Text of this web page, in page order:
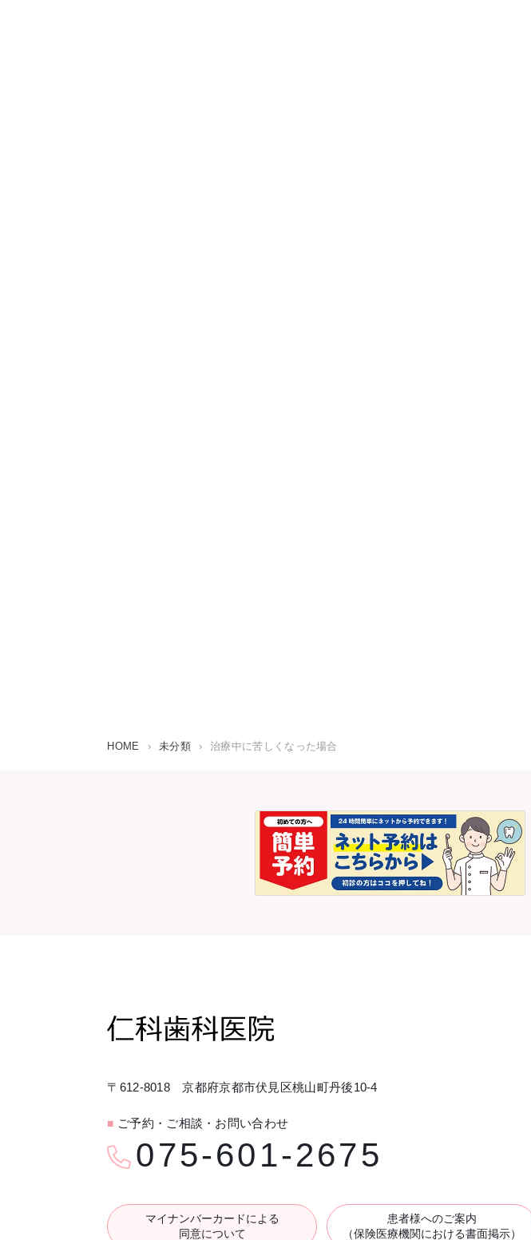
HOME › 未分類 › 治療中に苦しくなった場合
〒612-8018 京都府京都市伏見区桃山町丹後10-4
■ ご予約・ご相談・お問い合わせ
075-601-2675
マイナンバーカードによる
同意について
患者様へのご案内
（保険医療機関における書面掲示）